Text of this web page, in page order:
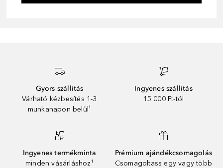
Gyors szállítás
Várható kézbesítés 1-3
munkanapon belül¹
Ingyenes szállítás
15 000 Ft-tól
Ingyenes termékminta
minden vásárláshoz¹
Prémium ajándékcsomagolás
Csomagoltass egy vagy több